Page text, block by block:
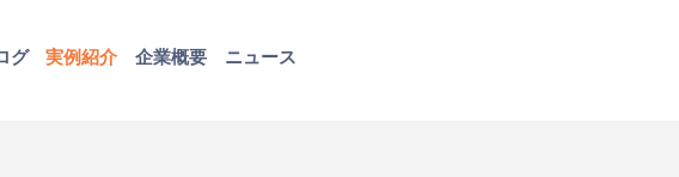
​実例紹介
グ 企業概要 ニュース